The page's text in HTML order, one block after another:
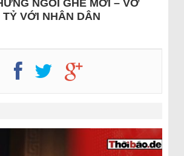
NGỒI GHẾ MỚI – VỞ
TỶ VỚI NHÂN DÂN